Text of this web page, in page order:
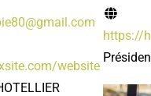
website
https://